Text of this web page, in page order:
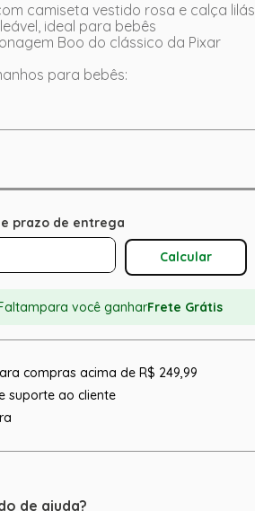
camiseta vestido rosa e calça lilás
ideal para bebês
Boo do clássico da Pixar
para bebês:
Calcular O Frete
para você ganharFrete Grátis
compras acima de R$ 249,99
suporte ao cliente
de ajuda?